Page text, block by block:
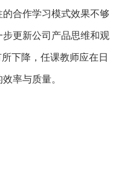
合作学习模式效果不够
更新公司产品思维和观
下降，任课教师应在日
率与质量。